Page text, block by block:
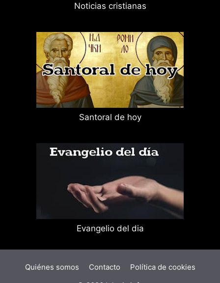
Noticias cristianas
Santoral de hoy
Evangelio del dia
Quiénes somos Contacto
Política de cookies